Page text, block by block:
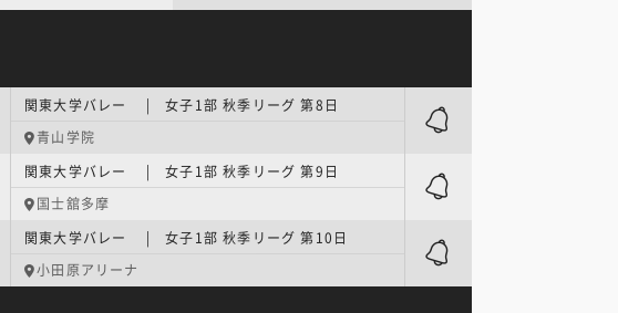
関東大学バレー | 女子1部 秋季リーグ 第8日
青山学院
関東大学バレー | 女子1部 秋季リーグ 第9日
国士舘多摩
関東大学バレー | 女子1部 秋季リーグ 第10日
小田原アリーナ